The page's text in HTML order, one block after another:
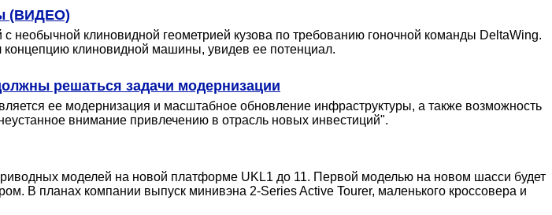
(ВИДЕО)
необычной клиновидной геометрией кузова по требованию гоночной команды DeltaWing.
концепцию клиновидной машины, увидев ее потенциал.
решаться задачи модернизации
ее модернизация и масштабное обновление инфраструктуры, а также возможность
внимание привлечению в отрасль новых инвестиций".
моделей на новой платформе UKL1 до 11. Первой моделью на новом шасси будет
В планах компании выпуск минивэна 2-Series Active Tourer, маленького кроссовера и